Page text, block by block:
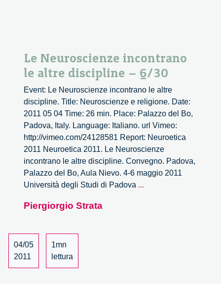
Le Neuroscienze incontrano
le altre discipline – 6/30
Event: Le Neuroscienze incontrano le altre
discipline. Title: Neuroscienze e religione. Date:
2011 05 04 Time: 26 min. Place: Palazzo del Bo,
Padova, Italy. Language: Italiano. url Vimeo:
http://vimeo.com/24128581 Report: Neuroetica
2011 Neuroetica 2011. Le Neuroscienze
incontrano le altre discipline. Convegno. Padova,
Palazzo del Bo, Aula Nievo. 4-6 maggio 2011
Università degli Studi di Padova ...
Piergiorgio Strata
04/05
2011
1mn
lettura